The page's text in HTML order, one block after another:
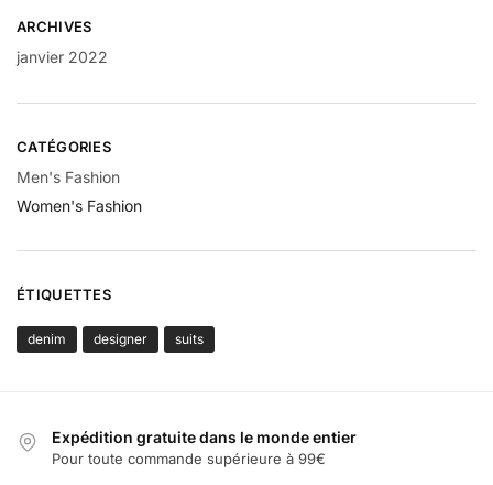
ARCHIVES
janvier 2022
CATÉGORIES
Men's Fashion
Women's Fashion
ÉTIQUETTES
denim designer suits
Expédition gratuite dans le monde entier
Pour toute commande supérieure à 99€